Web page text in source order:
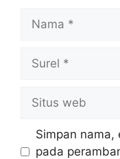
web
Simpan
pada